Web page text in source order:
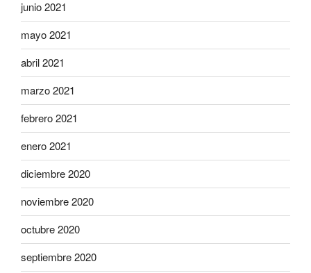
junio 2021
mayo 2021
abril 2021
marzo 2021
febrero 2021
enero 2021
diciembre 2020
noviembre 2020
octubre 2020
septiembre 2020